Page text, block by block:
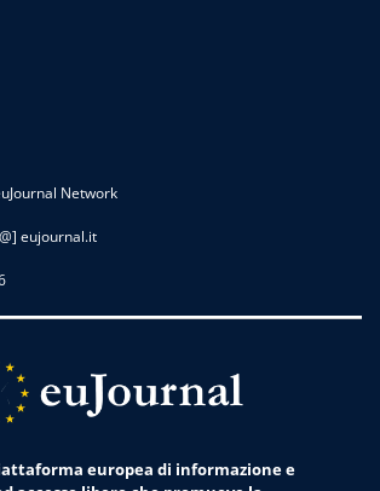
Network
eujournal.it
europea di informazione e